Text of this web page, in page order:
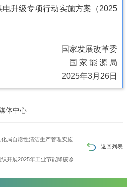
电升级专项行动实施方案（2025
国家发展改革委
国 家 能 源 局
2025年3月26日
体中心
返回列表
生产管理实施细则》的通知（含一图读懂）
年工业节能降碳诊断服务工作的通知